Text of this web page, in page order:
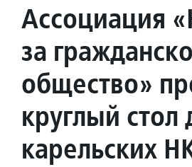
Ассоциация
за
общество»
круглый стол
карельских